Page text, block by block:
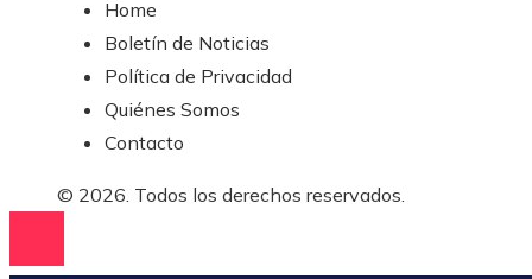
Home
Boletín de Noticias
Política de Privacidad
Quiénes Somos
Contacto
© 2026. Todos los derechos reservados.